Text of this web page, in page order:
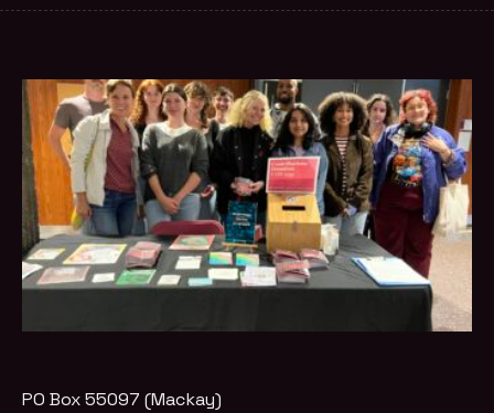
PO Box 55097 (Mackay)